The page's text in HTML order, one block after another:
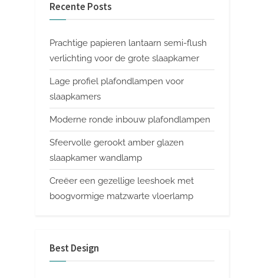
Recente Posts
Prachtige papieren lantaarn semi-flush
verlichting voor de grote slaapkamer
Lage profiel plafondlampen voor
slaapkamers
Moderne ronde inbouw plafondlampen
Sfeervolle gerookt amber glazen
slaapkamer wandlamp
Creëer een gezellige leeshoek met
boogvormige matzwarte vloerlamp
Best Design